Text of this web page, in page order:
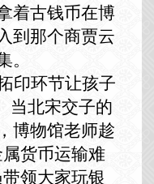
着古钱币在博
到那个商贾云
。
印环节让孩子
当北宋交子的
博物馆老师趁
货币运输难
领大家玩银